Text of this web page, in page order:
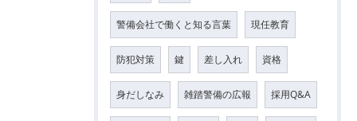
警備会社で働くと知る言葉 現任教育
防犯対策 鍵 差し入れ 資格
身だしなみ 雑踏警備の広報 採用Q&A